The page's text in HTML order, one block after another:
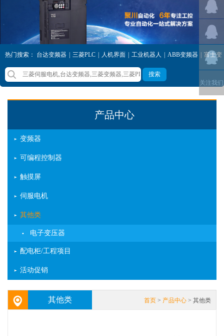
热门搜索： 台达变频器 三菱PLC 人机界面 工业机器人 ABB变频器 富士变
频器 西门子变频器 | 三菱变频器 搜索
产品中心
变频器
可编程控制器
触摸屏
伺服电机
其他类
电子变压器
配电柜/工程项目
活动促销
其他类 首页 > 产品中心 > 其他类
关注我们